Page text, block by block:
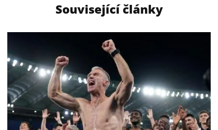
Související články